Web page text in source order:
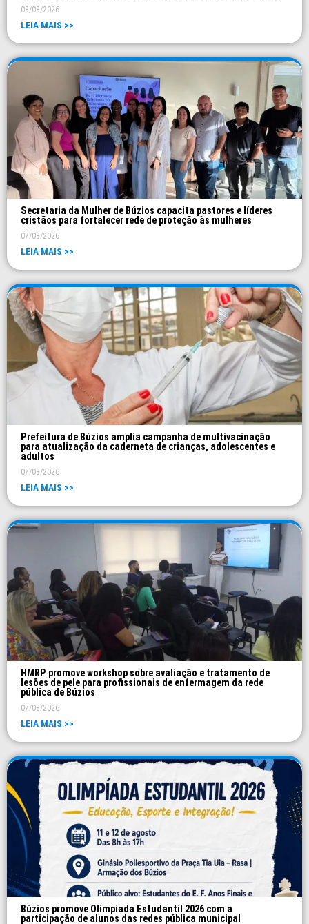
08/08/2026
LEIA MAIS >>
Secretaria da Mulher de Búzios capacita pastores e líderes
cristãos para fortalecer rede de proteção às mulheres
07/08/2026
LEIA MAIS >>
Prefeitura de Búzios amplia campanha de multivacinação
para atualização da caderneta de crianças, adolescentes e
adultos
07/08/2026
LEIA MAIS >>
HMRP promove workshop sobre avaliação e tratamento de
lesões de pele para profissionais de enfermagem da rede
pública de Búzios
07/08/2026
LEIA MAIS >>
Búzios promove Olimpíada Estudantil 2026 com a
participação de alunos das redes pública municipal